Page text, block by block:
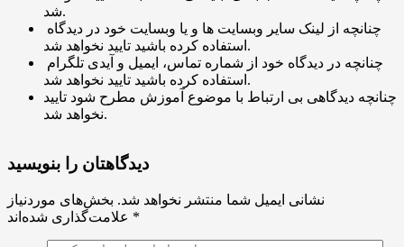
شد.
استفاده کرده باشید تایید نخواهد شد.
استفاده کرده باشید تایید نخواهد شد.
چنانچه دیدگاهی بی ارتباط با موضوع آموزش مطرح شود تایید
نخواهد شد.
دیدگاهتان را بنویسید
نشانی ایمیل شما منتشر نخواهد شد. بخش‌های موردنیاز
*